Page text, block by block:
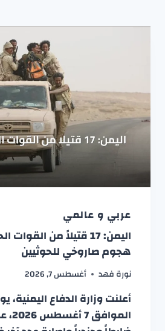
عربي و عالمي
اليمن: 17 قتيلاً من
هجوم صاروخي للحوثيين
نورة فهد أغسطس 7, 2026
أعلنت وزارة الدفاع اليمنية،